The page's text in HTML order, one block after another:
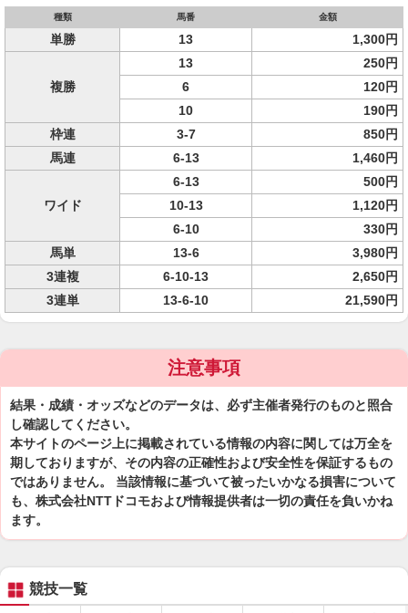
種類 馬番 金額
単勝 13 1,300円
複勝
13
250円
6
120円
10
190円
枠連
3-7
850円
馬連
6-13 1,460円
ワイド
6-13
500円
10-13
1,120円
6-10
330円
馬単
13-6
3,980円
3連複
6-10-13
2,650円
3連単
13-6-10 21,590円
注意事項
結果・成績・オッズなどのデータは、必ず主催者発行のものと照合
し確認してください。
本サイトのページ上に掲載されている情報の内容に関しては万全を
期しておりますが、その内容の正確性および安全性を保証するもの
ではありません。 当該情報に基づいて被ったいかなる損害について
も、株式会社NTTドコモおよび情報提供者は一切の責任を負いかね
ます。
競技一覧